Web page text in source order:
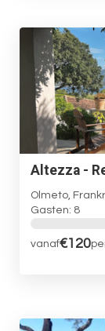
Altezza -
Olmeto,
Gasten: 8
vanaf€120